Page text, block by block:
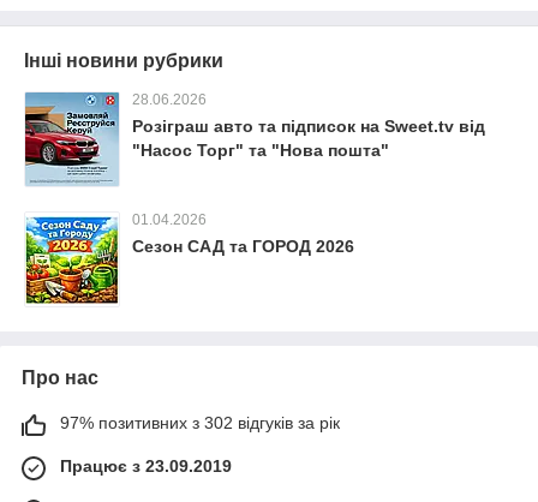
Інші новини рубрики
28.06.2026
Розіграш авто та підписок на Sweet.tv від
"Насос Торг" та "Нова пошта"
01.04.2026
Сезон САД та ГОРОД 2026
Про нас
97% позитивних з 302 відгуків за рік
Працює з 23.09.2019